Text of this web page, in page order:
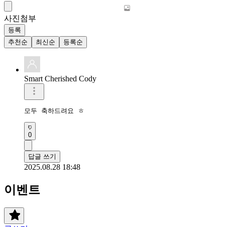
사진첨부
등록
추천순
최신순 등록순
Smart Cherished Cody
모두 축하드려요 ㅎ
0
답글 쓰기
2025.08.28 18:48
이벤트